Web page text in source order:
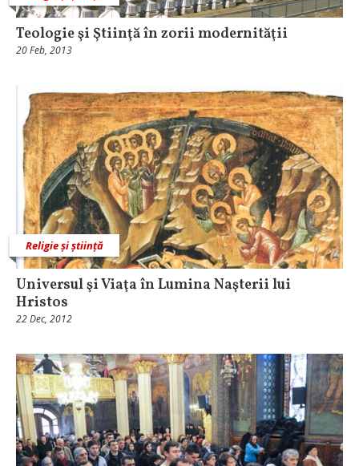
Teologie şi Ştiinţă în zorii modernităţii
20 Feb, 2013
Religie și știință
Universul şi Viaţa în Lumina Naşterii lui
Hristos
22 Dec, 2012